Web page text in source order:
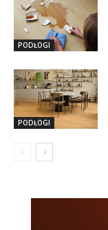
PODŁOGI
PODŁOGI